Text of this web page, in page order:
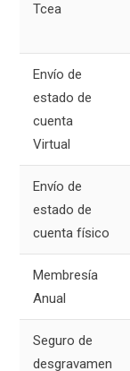
Tcea
Envío de
estado de
cuenta
Virtual
Envío de
estado de
cuenta físico
Membresía
Anual
Seguro de
desgravamen